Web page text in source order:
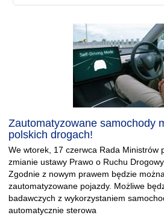
Zautomatyzowane samochody
polskich drogach!
We wtorek, 17 czerwca Rada Ministrów
zmianie ustawy Prawo o Ruchu
Zgodnie z nowym prawem będzie
zautomatyzowane pojazdy. Możliwe
badawczych z wykorzystaniem
automatycznie sterowa